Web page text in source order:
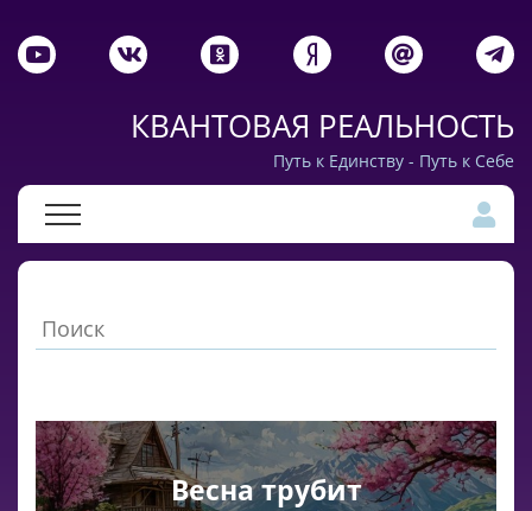
КВАНТОВАЯ РЕАЛЬНОСТЬ
Путь к Единству - Путь к Себе
Весна трубит